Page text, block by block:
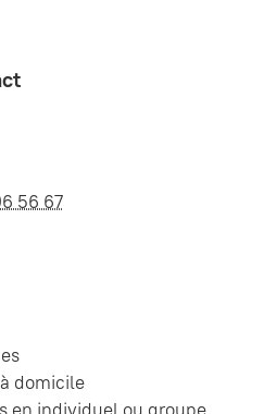
56 67
domicile
en individuel ou groupe